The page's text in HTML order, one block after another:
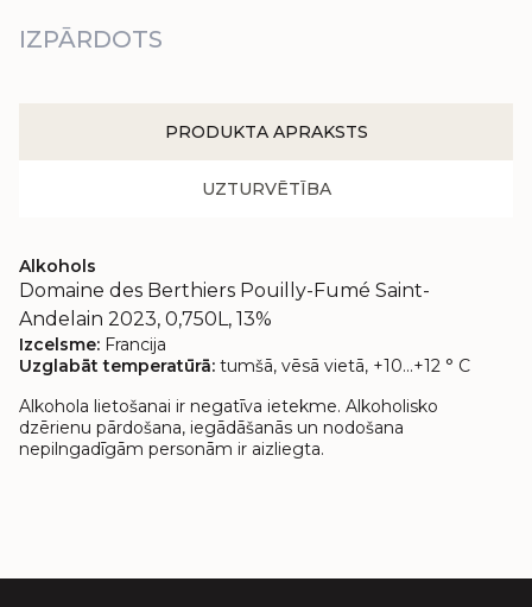
IZPĀRDOTS
PRODUKTA APRAKSTS
UZTURVĒTĪBA
Alkohols
Domaine des Berthiers Pouilly-Fumé Saint-
Andelain 2023, 0,750L, 13%
Izcelsme: Francija
Uzglabāt temperatūrā: tumšā, vēsā vietā, +10...+12 ° C
Alkohola lietošanai ir negatīva ietekme. Alkoholisko
dzērienu pārdošana, iegādāšanās un nodošana
nepilngadīgām personām ir aizliegta.